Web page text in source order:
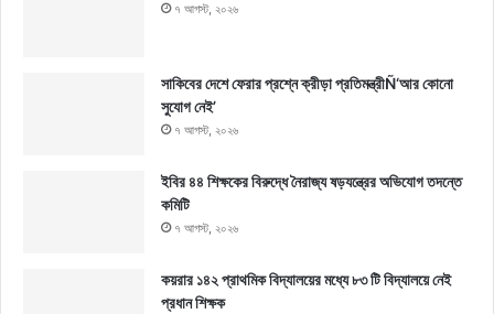
৭ আগস্ট, ২০২৬
সাকিবের দেশে ফেরার প্রশ্নে ক্রীড়া প্রতিমন্ত্রীÑ‘আর কোনো
সুযোগ নেই’
৭ আগস্ট, ২০২৬
ইবির ৪৪ শিক্ষকের বিরুদ্ধে নৈরাজ্য ষড়যন্ত্রের অভিযোগ তদন্তে
কমিটি
৭ আগস্ট, ২০২৬
কয়রার ১৪২ প্রাথমিক বিদ্যালয়ের মধ্যে ৮৩ টি বিদ্যালয়ে নেই
প্রধান শিক্ষক